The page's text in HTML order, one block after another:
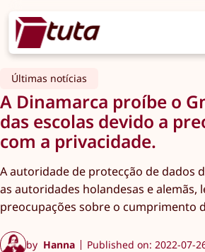
Últimas notícias
A Dinamarca proíbe o
das escolas devido a
com a privacidade.
A autoridade de protecção de dados
as autoridades holandesas e alemãs,
preocupações sobre o cumprimento
by Hanna Published on: 2022-07-